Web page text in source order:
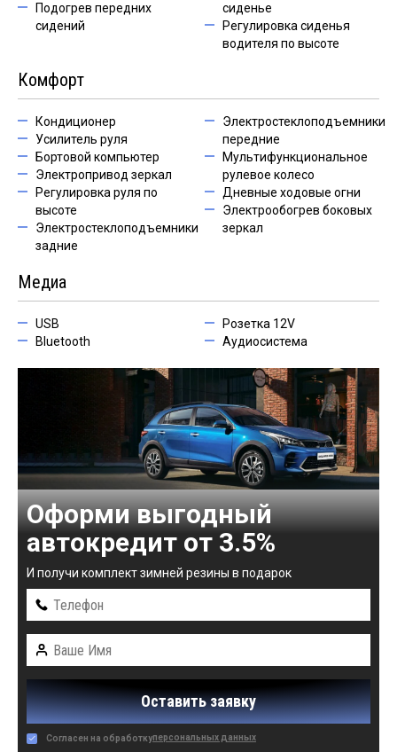
Подогрев передних
сидений
сиденье
Регулировка сиденья
водителя по высоте
Комфорт
Кондиционер
Усилитель руля
Бортовой компьютер
Электропривод зеркал
Регулировка руля по
высоте
Электростеклоподъемники
задние
Электростеклоподъемники
передние
Мультифункциональное
рулевое колесо
Дневные ходовые огни
Электрообогрев боковых
зеркал
Медиа
USB
Bluetooth
Розетка 12V
Аудиосистема
Оформи выгодный
автокредит от 3.5%
И получи комплект зимней резины в подарок
Оставить заявку
Согласен на обработкуперсональных данных